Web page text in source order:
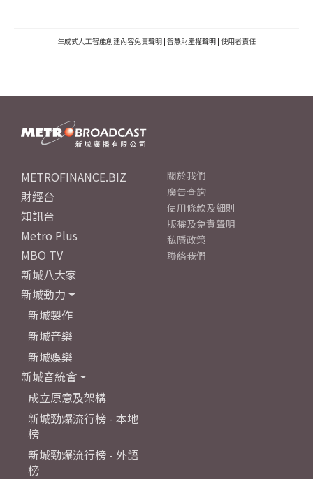
生成式人工智能創建內容免責聲明 | 智慧財產權聲明 | 使用者責任
METROFINANCE.BIZ
財經台
知訊台
Metro Plus
MBO TV
新城八大家
新城動力
新城製作
新城音樂
新城娛樂
新城音統會
成立原意及架構
新城勁爆流行榜 - 本地
榜
新城勁爆流行榜 - 外語
榜
關於我們
廣告查詢
使用條款及細則
版權及免責聲明
私隱政策
聯絡我們